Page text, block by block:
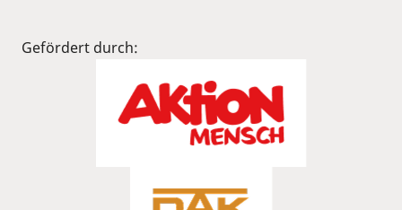
Gefördert durch: